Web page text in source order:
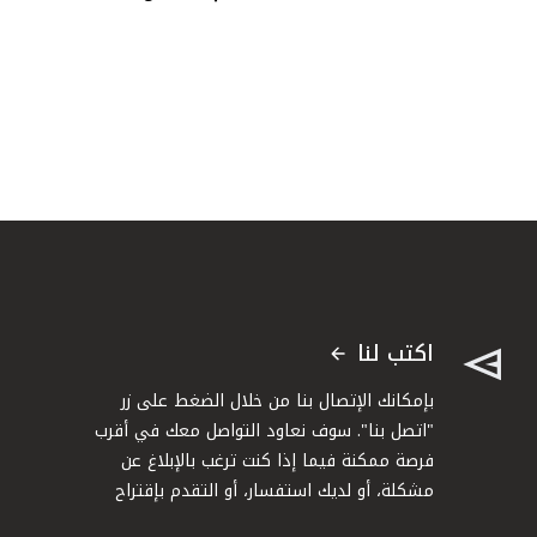
اكتب لنا
بإمكانك الإتصال بنا من خلال الضغط على زر
"اتصل بنا". سوف نعاود التواصل معك في أقرب
فرصة ممكنة فيما إذا كنت ترغب بالإبلاغ عن
مشكلة، أو لديك استفسار، أو التقدم بإقتراح